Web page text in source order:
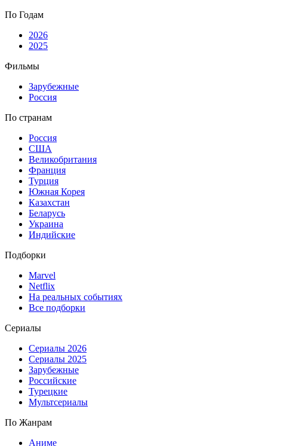
По Годам
2026
2025
Фильмы
Зарубежные
Россия
По странам
Россия
США
Великобритания
Франция
Турция
Южная Корея
Казахстан
Беларусь
Украина
Индийские
Подборки
Marvel
Netflix
На реальных событиях
Все подборки
Сериалы
Сериалы 2026
Сериалы 2025
Зарубежные
Российские
Турецкие
Мультсериалы
По Жанрам
Аниме